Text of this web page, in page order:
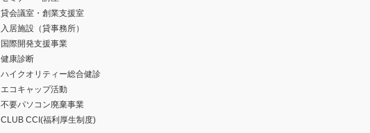
貸会議室・創業支援室
入居施設（貸事務所）
国際開発支援事業
健康診断
ハイクオリティー総合健診
エコキャップ活動
不要パソコン廃棄事業
CLUB CCI(福利厚生制度)